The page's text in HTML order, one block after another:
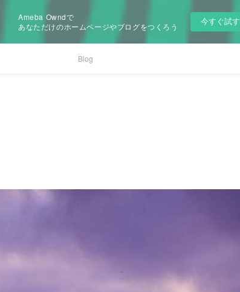
Ameba Owndで
あなただけのホームページやブログをつくろう
今すぐ試す
Blog